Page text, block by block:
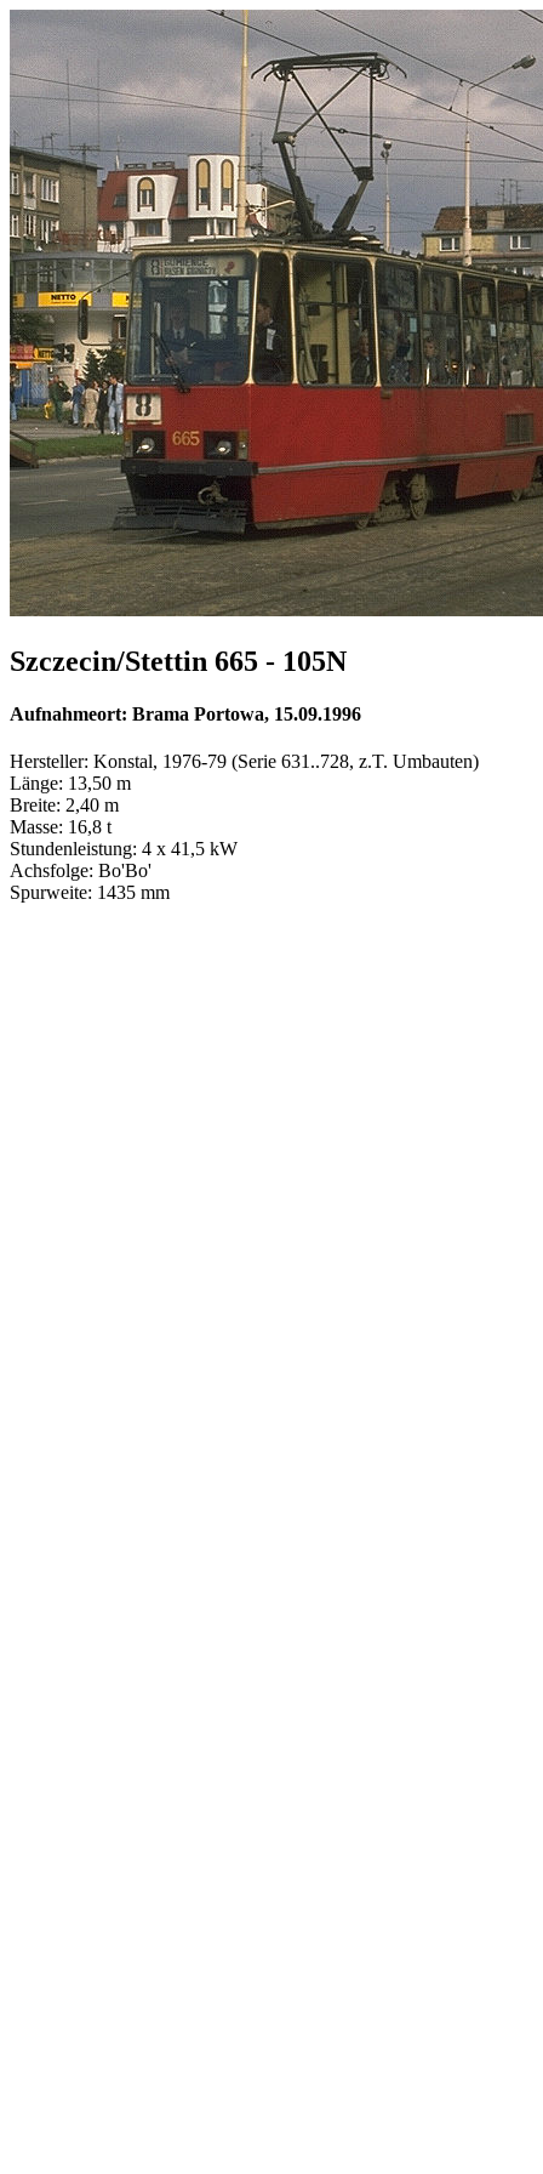
Szczecin/Stettin 665 - 105N
Aufnahmeort: Brama Portowa, 15.09.1996
Hersteller: Konstal, 1976-79 (Serie 631..728, z.T. Umbauten)
Länge: 13,50 m
Breite: 2,40 m
Masse: 16,8 t
Stundenleistung: 4 x 41,5 kW
Achsfolge: Bo'Bo'
Spurweite: 1435 mm